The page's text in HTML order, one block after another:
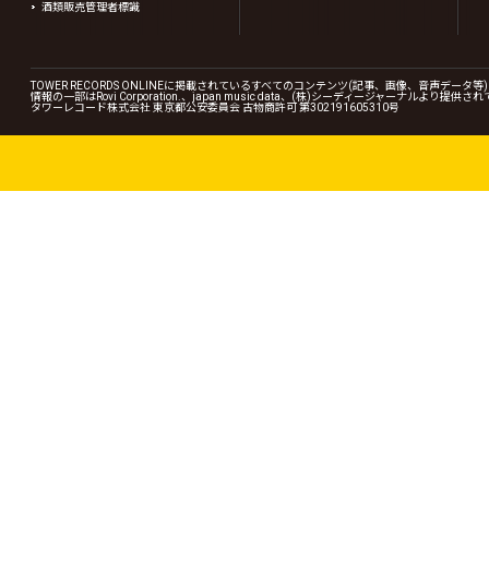
酒類販売管理者標識
TOWER RECORDS ONLINEに掲載されているすべてのコンテンツ(記事、画像、音声データ
情報の一部はRovi Corporation.、japan music data、(株)シーディージャーナルより提供され
タワーレコード株式会社 東京都公安委員会 古物商許可 第302191605310号